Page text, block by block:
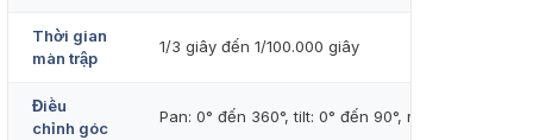
Thời gian
màn trập
1/3 giây đến 1/100.000 giây
Điều
chỉnh góc
Pan: 0° đến 360°, tilt: 0° đến 90°, rotate: 0° đến